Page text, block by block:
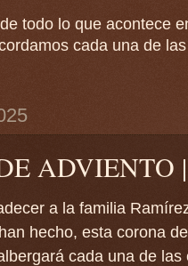
todo lo que acontece
cada una de
ADVIENTO |
a la familia
hecho, esta corona
cada una de